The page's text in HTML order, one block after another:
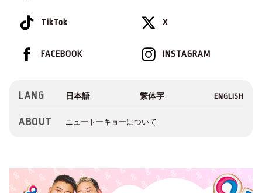
TikTok X
INSTAGRAM
FACEBOOK
LANG
ABOUT ニュートーキョーについて